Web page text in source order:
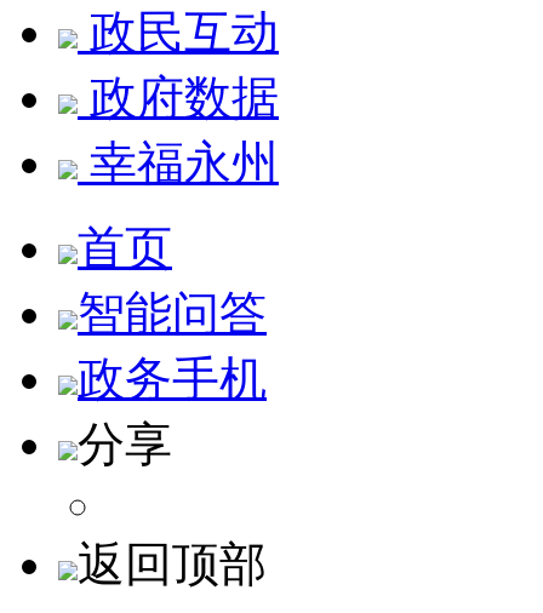
政民互动
政府数据
幸福永州
首页
智能问答
政务手机
分享
返回顶部